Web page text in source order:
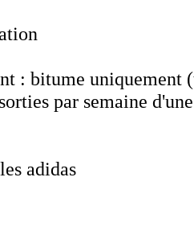
: bitume uniquement
par semaine
adidas